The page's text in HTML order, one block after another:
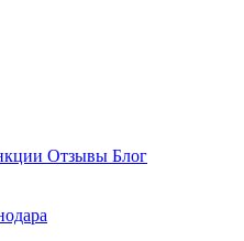
Отзывы Блог